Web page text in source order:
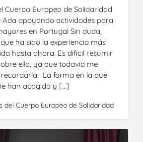
Cuerpo Europeo de Solidaridad
Ada apoyando actividades para
en Portugal Sin duda,
ha sido la experiencia más
hasta ahora. Es difícil resumir
ella, ya que todavía me
La forma en la que
han acogido y […]
del Cuerpo Europeo de Solidaridad